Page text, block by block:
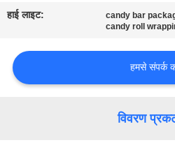
उद्धरण
की
हाई लाइट: candy bar
candy roll
हमसे संपर्क
विवरण